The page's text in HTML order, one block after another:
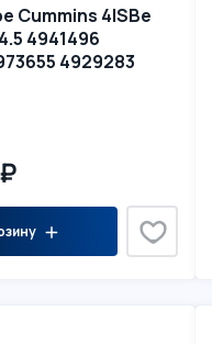
Cummins 4ISBe
4941496
4929283